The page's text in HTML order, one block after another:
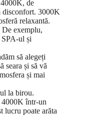
de
disconfort. 3000K
relaxantă.
exemplu,
ul și
să alegeți
seara și să vă
și mai
la birou.
4000K într-un
lucru poate arăta